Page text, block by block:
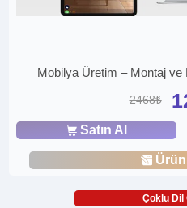
Mobilya Üretim – Montaj
2468₺
Satın Al
Çoklu Dil